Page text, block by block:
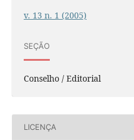
v. 13 n. 1 (2005)
SEÇÃO
Conselho / Editorial
LICENÇA